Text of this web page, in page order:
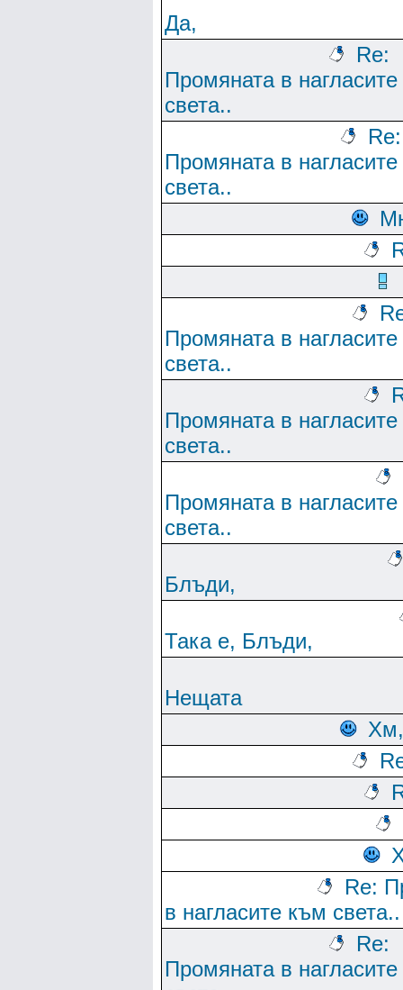
Да,
Re:
Промяната в
света..
Re:
Промяната в
света..
Промяната в
света..
Промяната в
света..
Промяната в
света..
Блъди,
Така е, Блъди,
Нещата
Хм,
Re:
в нагласите към света..
Re:
Промяната в